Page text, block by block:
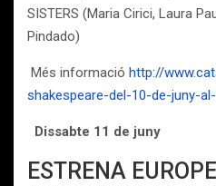
SISTERS (Maria Cirici, Laura
Pindado)
Més informació http://
shakespeare-del-10-de-juny-
Dissabte 11 de juny
ESTRENA